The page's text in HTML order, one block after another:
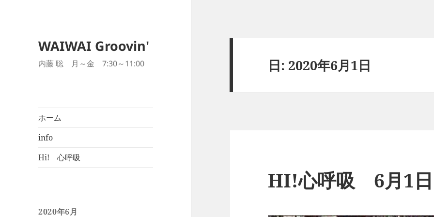
WAIWAI Groovin'
内藤 聡 月～金 7:30～11:00
ホーム
info
Hi! 心呼吸
2020年6月
日: 2020年6月1日
HI!心呼吸 6月1日